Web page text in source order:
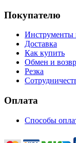
Покупателю
Инструменты
Доставка
Как купить
Обмен и
Резка
Оплата
Способы